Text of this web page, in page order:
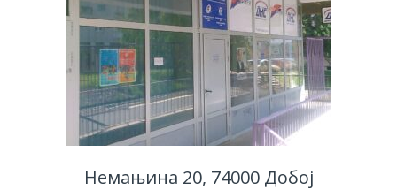
Немањина 20, 74000 Добој